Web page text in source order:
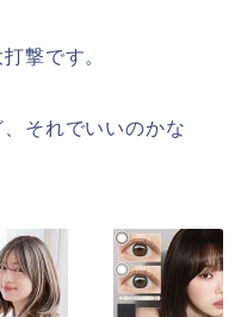
撃です。
それでいいのかな